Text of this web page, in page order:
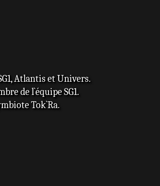
Atlantis et Univers.
de l`équipe SG1.
Tok`Ra.